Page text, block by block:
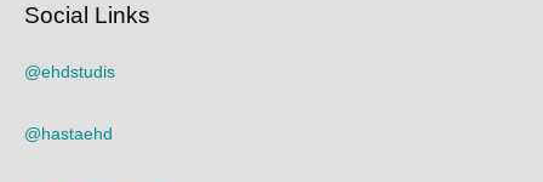
Social Links
@ehdstudis
@hastaehd